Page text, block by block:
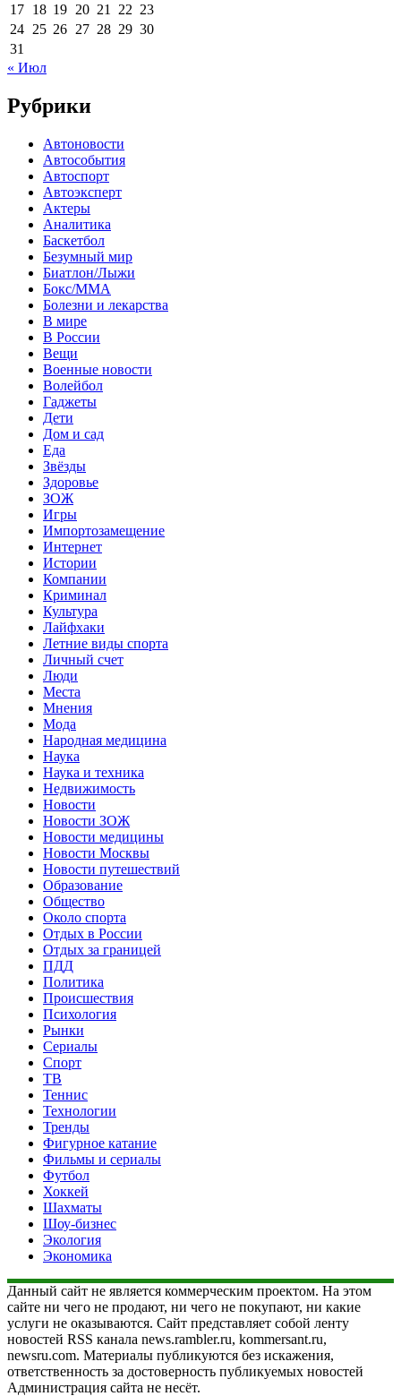
17 18 19 20 21 22 23
24 25 26 27 28 29 30
31
« Июл
Рубрики
Автоновости
Автособытия
Автоспорт
Автоэксперт
Актеры
Аналитика
Баскетбол
Безумный мир
Биатлон/Лыжи
Бокс/MMA
Болезни и лекарства
В мире
В России
Вещи
Военные новости
Волейбол
Гаджеты
Дети
Дом и сад
Еда
Звёзды
Здоровье
ЗОЖ
Игры
Импортозамещение
Интернет
Истории
Компании
Криминал
Культура
Лайфхаки
Летние виды спорта
Личный счет
Люди
Места
Мнения
Мода
Народная медицина
Наука
Наука и техника
Недвижимость
Новости
Новости ЗОЖ
Новости медицины
Новости Москвы
Новости путешествий
Образование
Общество
Около спорта
Отдых в России
Отдых за границей
ПДД
Политика
Происшествия
Психология
Рынки
Сериалы
Спорт
ТВ
Теннис
Технологии
Тренды
Фигурное катание
Фильмы и сериалы
Футбол
Хоккей
Шахматы
Шоу-бизнес
Экология
Экономика
Данный сайт не является коммерческим проектом. На этом
сайте ни чего не продают, ни чего не покупают, ни какие
услуги не оказываются. Сайт представляет собой ленту
новостей RSS канала news.rambler.ru, kommersant.ru,
newsru.com. Материалы публикуются без искажения,
ответственность за достоверность публикуемых новостей
Администрация сайта не несёт.